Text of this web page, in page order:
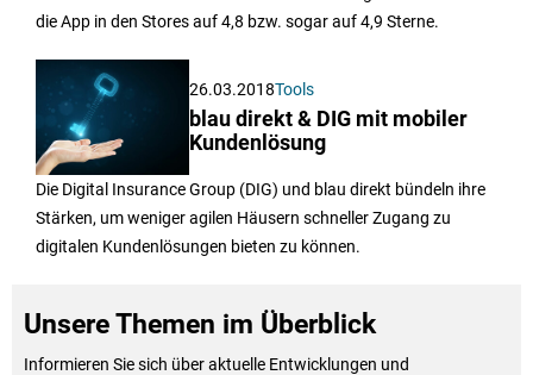
die App in den Stores auf 4,8 bzw. sogar auf 4,9 Sterne.
26.03.2018Tools
blau direkt & DIG mit mobiler
Kundenlösung
Die Digital Insurance Group (DIG) und blau direkt bündeln ihre
Stärken, um weniger agilen Häusern schneller Zugang zu
digitalen Kundenlösungen bieten zu können.
Unsere Themen im Überblick
Informieren Sie sich über aktuelle Entwicklungen und